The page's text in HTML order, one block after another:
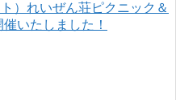
）れいぜん荘ピクニック＆
いたしました！